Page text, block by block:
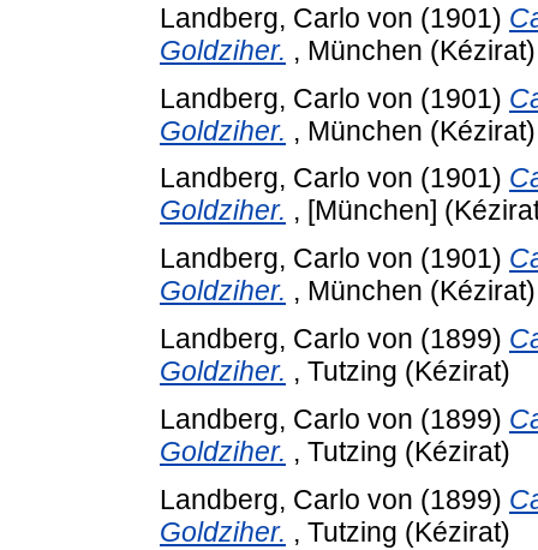
Landberg, Carlo von (1901)
Goldziher. , München (Kézirat)
Landberg, Carlo von (1901)
Goldziher. , München (Kézirat)
Landberg, Carlo von (1901)
Goldziher. , [München]
Landberg, Carlo von (1901)
Goldziher. , München (Kézirat)
Landberg, Carlo von (1899)
Goldziher. , Tutzing (Kézirat)
Landberg, Carlo von (1899)
Goldziher. , Tutzing (Kézirat)
Landberg, Carlo von (1899)
Goldziher. , Tutzing (Kézirat)